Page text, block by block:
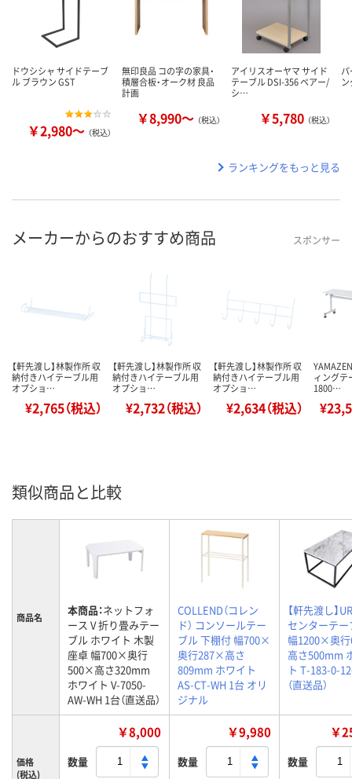
ドウシシャ サイドテーブ
ル ブラウン GST
￥2,980～ （税込）
無印良品 コの字の家具・
積層合板・オーク材 良品
計画
￥8,990～ （税込）
アイリスオーヤマ サイド
テーブル DSI-356 ペアー/
シ…
￥5,780 （税込）
ランキングをもっと見る
メーカーからのおすすめ商品 スポンサー
【軒先渡し】林製作所 収
納付きハイテーブル用
オプショ…
¥2,765（税込）
【軒先渡し】林製作所 収
納付きハイテーブル用
オプショ…
¥2,732（税込）
【軒先渡し】林製作所 収
納付きハイテーブル用
オプショ…
¥2,634（税込）
ィングテ
1800…
類似商品と比較
商品名 本商品：ネットフォ
ース V 折り畳みテー
ブル ホワイト 木製
座卓 幅700×奥行
500×高さ320mm
ホワイト V-7050-
AW-WH 1台（直送品）
COLLEND（コレン
ド） コンソールテー
ブル 下棚付 幅700×
奥行287×高さ
809mm ホワイト
AS-CT-WH 1台 オリ
ジナル
【軒先渡し】
センターテー
幅1200×奥
高さ500mm
ト T-183-0-
（直送品）
価格
(税込)
￥8,000
数量
￥9,980
数量
￥
数量